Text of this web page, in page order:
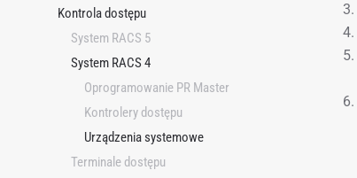
Kontrola dostępu
System RACS 5
System RACS 4
Oprogramowanie PR Master
Kontrolery dostępu
Urządzenia systemowe
Terminale dostępu